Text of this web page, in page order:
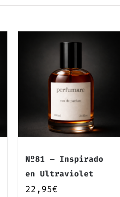
Nº81 — Inspirado
en Ultraviolet
22,95€